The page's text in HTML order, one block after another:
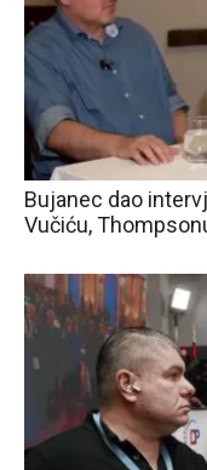
Bujanec dao
Vučiću,